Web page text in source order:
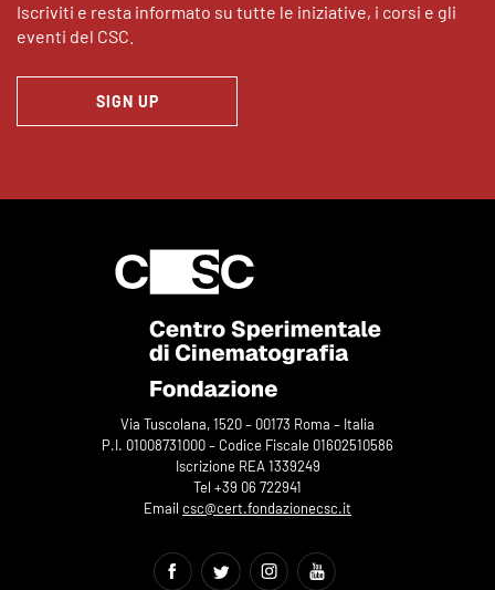
Iscriviti e resta informato su tutte le iniziative, i corsi e gli
eventi del CSC.
SIGN UP
Via Tuscolana, 1520 – 00173 Roma – Italia
P.I. 01008731000 – Codice Fiscale 01602510586
Iscrizione REA 1339249
Tel +39 06 722941
Email csc@cert.fondazionecsc.it